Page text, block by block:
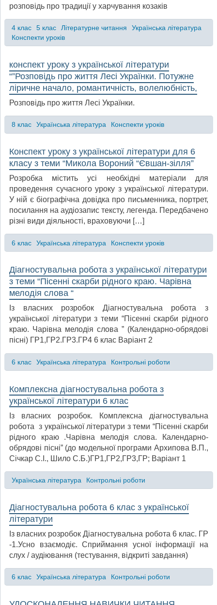
розповідь про традиції у харчування козаків
4 клас 5 клас Літературне читання
Українська література
Конспекти уроків
конспект уроку з української літератури
“”Розповідь про життя Лесі Українки. Потужне
ліричне начало, романтичність, волелюбність,
Розповідь про життя Лесі Українки.
8 клас Українська література Конспекти уроків
Конспект уроку з української літератури для 6
класу з теми “Микола Вороний “Євшан-зілля”
Розробка містить усі необхідні матеріали для
проведення сучасного уроку з української літератури.
У ній є біографічна довідка про письменника, портрет,
посилання на аудіозапис тексту, легенда. Передбачено
різні види діяльності, враховуючи […]
6 клас Українська література Конспекти уроків
Діагностувальна робота з української літератури
з теми “Пісенні скарби рідного краю. Чарівна
мелодія слова “
Із власних розробок Діагностувальна робота з
української літератури з теми “Пісенні скарби рідного
краю. Чарівна мелодія слова ” (Календарно-обрядові
пісні) ГР1,ГР2.ГР3.ГР4 6 клас Варіант 2
6 клас Українська література Контрольні роботи
Комплексна діагностувальна робота з
української літератури 6 клас
Із власних розробок. Комплексна діагностувальна
робота з української літератури з теми “Пісенні скарби
рідного краю .Чарівна мелодія слова. Календарно-
обрядові пісні” (до модельної програми Архипова В.П.,
Січкар С.І., Шило С.Б.)ГР1,ГР2,ГР3,ГР; Варіант 1
Українська література Контрольні роботи
Діагностувальна робота 6 клас з української
літератури
Із власних розробок Діагностувальна робота 6 клас. ГР
-1.Усно взаємодіє. Сприймання усної інформації на
слух / аудіювання (тестування, відкриті завдання)
6 клас Українська література Контрольні роботи